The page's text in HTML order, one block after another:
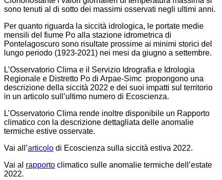
sono tenuti al di sotto dei massimi osservati negli ultimi anni.
Per quanto riguarda la siccità idrologica, le portate medie
mensili del fiume Po alla stazione idrometrica di
Pontelagoscuro sono risultate prossime ai minimi storici del
lungo periodo (1923-2021) nei mesi da giugno a settembre.
L’Osservatorio Clima e il Servizio Idrografia e Idrologia
Regionale e Distretto Po di Arpae-Simc propongono una
descrizione della siccità 2022 e dei suoi impatti sul territorio
in un articolo sull’ultimo numero di Ecoscienza.
L’Osservatorio Clima rende inoltre disponibile un Rapporto
climatico con la descrizione dettagliata delle anomalie
termiche estive osservate.
Vai all’articolo di Ecoscienza sulla siccità estiva 2022.
Vai al rapporto climatico sulle anomalie termiche dell’estate
2022.